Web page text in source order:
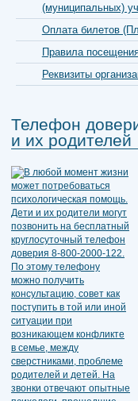
(муниципальных)
Оплата билетов
Правила
Реквизиты
Телефон
и их родителей